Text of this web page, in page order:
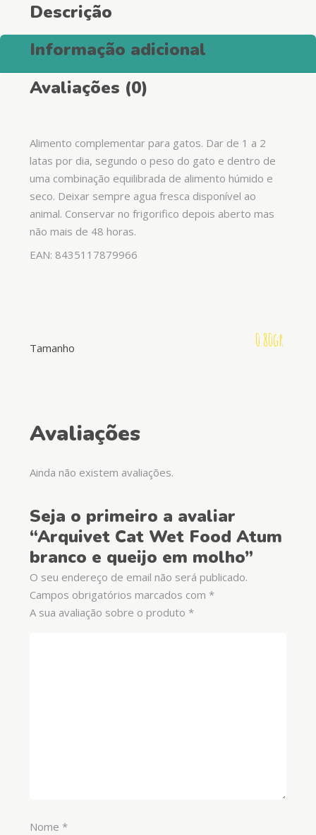
quantity
Descrição
Informação adicional
Avaliações (0)
Alimento complementar para gatos. Dar de 1 a 2
latas por dia, segundo o peso do gato e dentro de
uma combinação equilibrada de alimento húmido e
seco. Deixar sempre agua fresca disponível ao
animal. Conservar no frigorifico depois aberto mas
não mais de 48 horas.
EAN: 8435117879966
Tamanho 0.80gr
Avaliações
Ainda não existem avaliações.
Seja o primeiro a avaliar
“Arquivet Cat Wet Food Atum
branco e queijo em molho”
O seu endereço de email não será publicado.
Campos obrigatórios marcados com *
A sua avaliação sobre o produto *
Nome *